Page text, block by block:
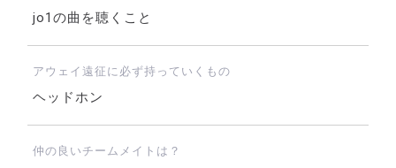
jo1の曲を聴くこと
アウェイ遠征に必ず持っていくもの
ヘッドホン
仲の良いチームメイトは？